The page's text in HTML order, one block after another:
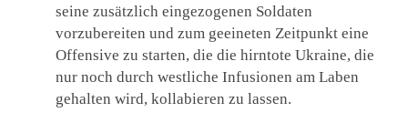
seine zusätzlich eingezogenen Soldaten
vorzubereiten und zum geeineten Zeitpunkt eine
Offensive zu starten, die die hirntote Ukraine, die
nur noch durch westliche Infusionen am Laben
gehalten wird, kollabieren zu lassen.